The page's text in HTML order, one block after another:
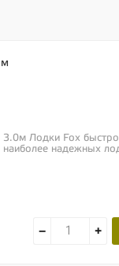
3.0м Лодки Fox
наиболее надежных
− +